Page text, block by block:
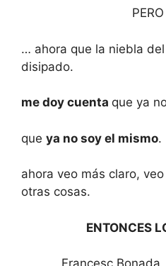
… ahora que la niebla
disipado.
me doy cuenta que ya
que ya no soy el mismo.
ahora veo más claro,
otras cosas.
ENTONCES